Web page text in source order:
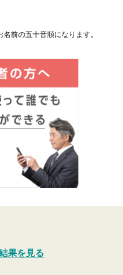
前の五十音順になります。
果を見る